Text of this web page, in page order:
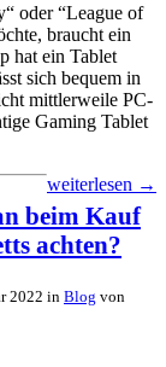
oder “League of
braucht ein
hat ein Tablet
sich bequem in
mittlerweile PC-
Gaming Tablet
weiterlesen →
beim Kauf
achten?
2022 in Blog von